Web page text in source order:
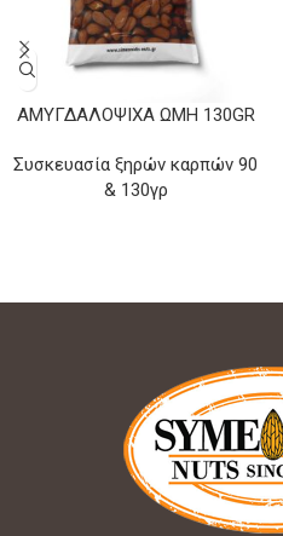
ΑΜΥΓΔΑΛΌΨΙΧΑ ΩΜΉ 130GR
Συσκευασία ξηρών καρπών 90
& 130γρ